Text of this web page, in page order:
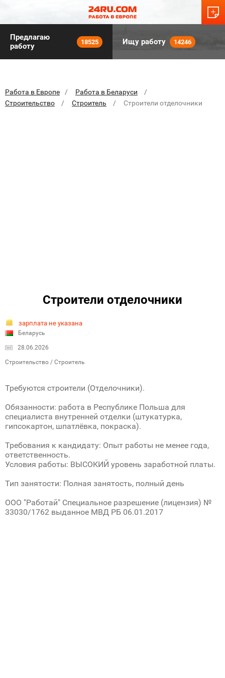
Предлагаю
работу
18525 Ищу работу 14246
Работа в Европе
Работа в Беларуси
Строительство
Строитель Строители отделочники
Строители отделочники
зарплата не указана
Беларусь
28.06.2026
Строительство / Строитель
Требуются строители (Отделочники).
Обязанности: работа в Республике Польша для
специалиста внутренней отделки (штукатурка,
гипсокартон, шпатлёвка, покраска).
Требования к кандидату: Опыт работы не менее года,
ответственность.
Условия работы: ВЫСОКИЙ уровень заработной платы.
Тип занятости: Полная занятость, полный день
ООО "Работай" Специальное разрешение (лицензия) №
33030/1762 выданное МВД РБ 06.01.2017